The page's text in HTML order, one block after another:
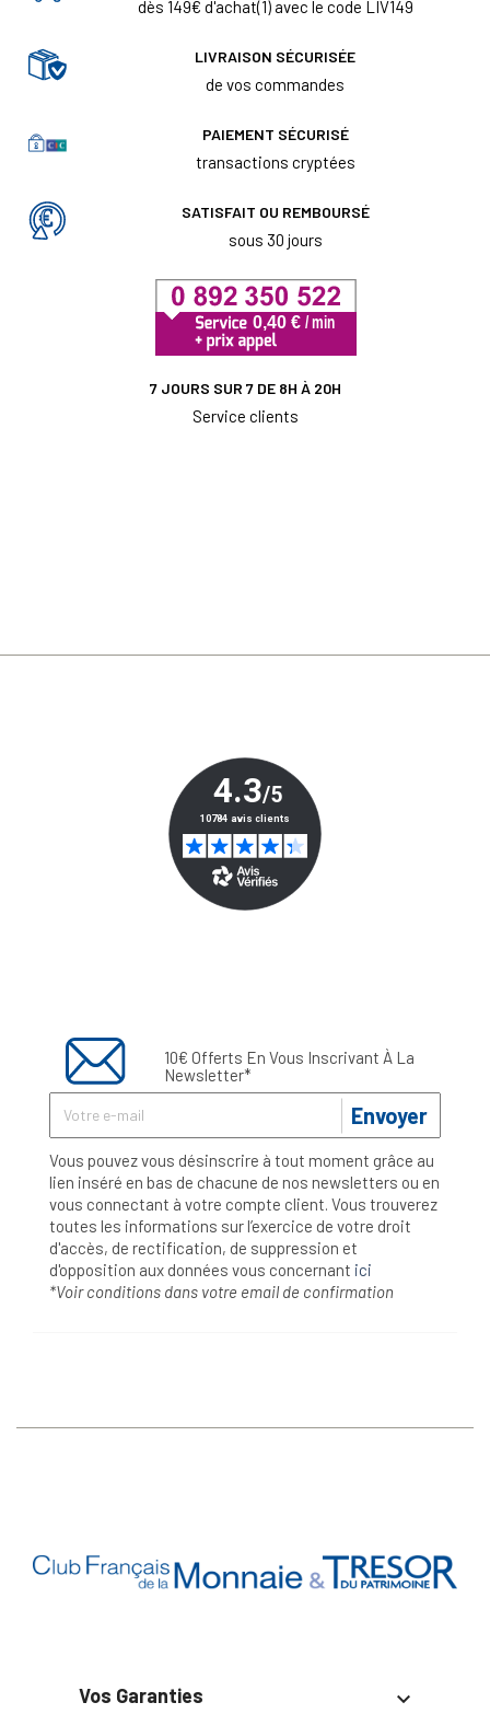
dès 149€ d'achat(1) avec le code LIV149
LIVRAISON SÉCURISÉE
de vos commandes
PAIEMENT SÉCURISÉ
transactions cryptées
SATISFAIT OU REMBOURSÉ
sous 30 jours
7 JOURS SUR 7 DE 8H À 20H
Service clients
10€ Offerts En Vous Inscrivant À La
Newsletter*
Envoyer
Vous pouvez vous désinscrire à tout moment grâce au
lien inséré en bas de chacune de nos newsletters ou en
vous connectant à votre compte client. Vous trouverez
toutes les informations sur l’exercice de votre droit
d'accès, de rectification, de suppression et
d'opposition aux données vous concernant ici
*Voir conditions dans votre email de confirmation
Vos Garanties 